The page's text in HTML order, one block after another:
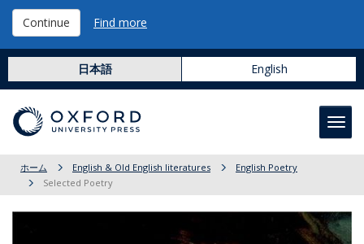
Continue Find more
日本語 English
ホーム English & Old English literatures
English Poetry
Selected Poetry